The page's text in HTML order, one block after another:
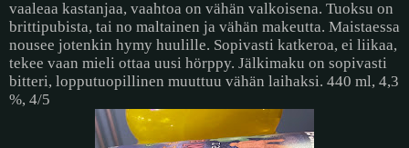
vaaleaa kastanjaa, vaahtoa on vähän valkoisena. Tuoksu on
brittipubista, tai no maltainen ja vähän makeutta. Maistaessa
nousee jotenkin hymy huulille. Sopivasti katkeroa, ei liikaa,
tekee vaan mieli ottaa uusi hörppy. Jälkimaku on sopivasti
bitteri, lopputuopillinen muuttuu vähän laihaksi. 440 ml, 4,3
%, 4/5